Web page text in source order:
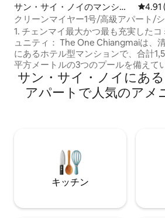
サン・サイ・ノイのマンショ
ン・アパート
レビ
4.91
クリーンマイヤー1号/高級アパート/シ
ッピングセンターに近い/無料プールと
ム/交通の便/料理可能/6042付き/大き
オープンスペース
1. チェンマイ最大かつ最も充実したコ
ュニティ： The One Chiangmaiは、
にあるホテル型マンションで、合計
平方メートルの3つのプールを備えて
す。マンションには充実した設備が
ており、下の階にはコンビニエンスス
アやカフェなどが揃っています。環境
備えています。ご滞在中、これらの施
はすべて無料でご利用いただけます。
優れた立地： アパートはチェンマイ最
かつ唯一の総合ショッピングモール
です。ショッピングモールには多く
サン・サイ・ノイにあ
アパートで人気のアメ
キッチン